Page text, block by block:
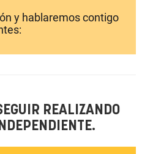
y hablaremos contigo
REALIZANDO